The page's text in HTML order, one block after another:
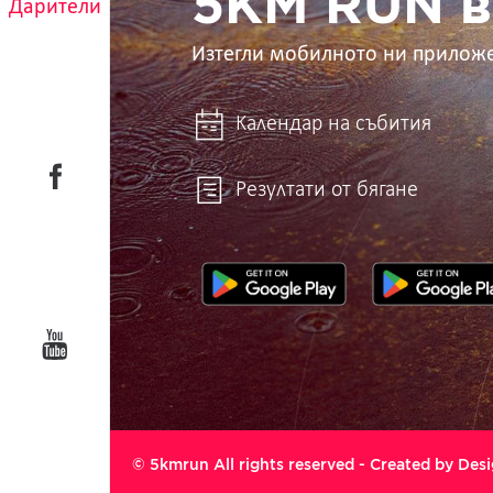
Дарители
Изтегли мобилното ни
Календар на събития
Резултати от бягане
© 5kmrun All rights reserved - Created by